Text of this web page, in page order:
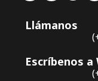
Llámanos
Escríbenos a